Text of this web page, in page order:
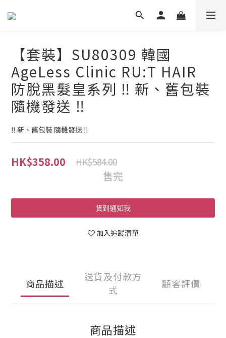
【套裝】SU80309 韓國
AgeLess Clinic RU:T HAIR
防脫黑髮皇系列 ‼️ 新、舊包裝
隨機發送 ‼️
‼️ 新、舊包裝 隨機發送 ‼️
HK$358.00 HK$584.00
售完
貨到通知我
加入追蹤清單
商品描述
送貨及付款方
式
顧客評價
商品描述